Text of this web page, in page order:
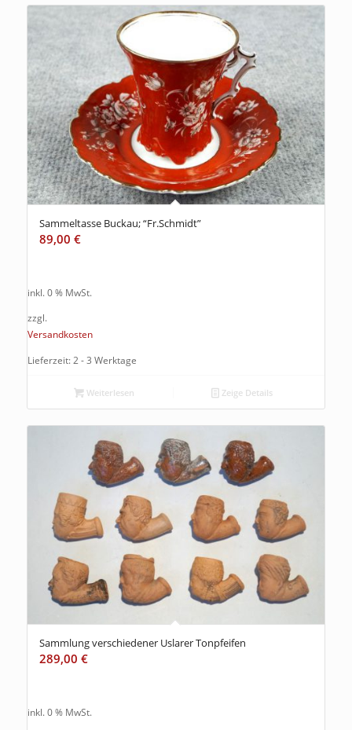
Sammeltasse Buckau; “Fr.Schmidt”
89,00 €
inkl. 0 % MwSt.
zzgl.
Versandkosten
Lieferzeit: 2 - 3 Werktage
Weiterlesen Zeige Details
Sammlung verschiedener Uslarer Tonpfeifen
289,00 €
inkl. 0 % MwSt.